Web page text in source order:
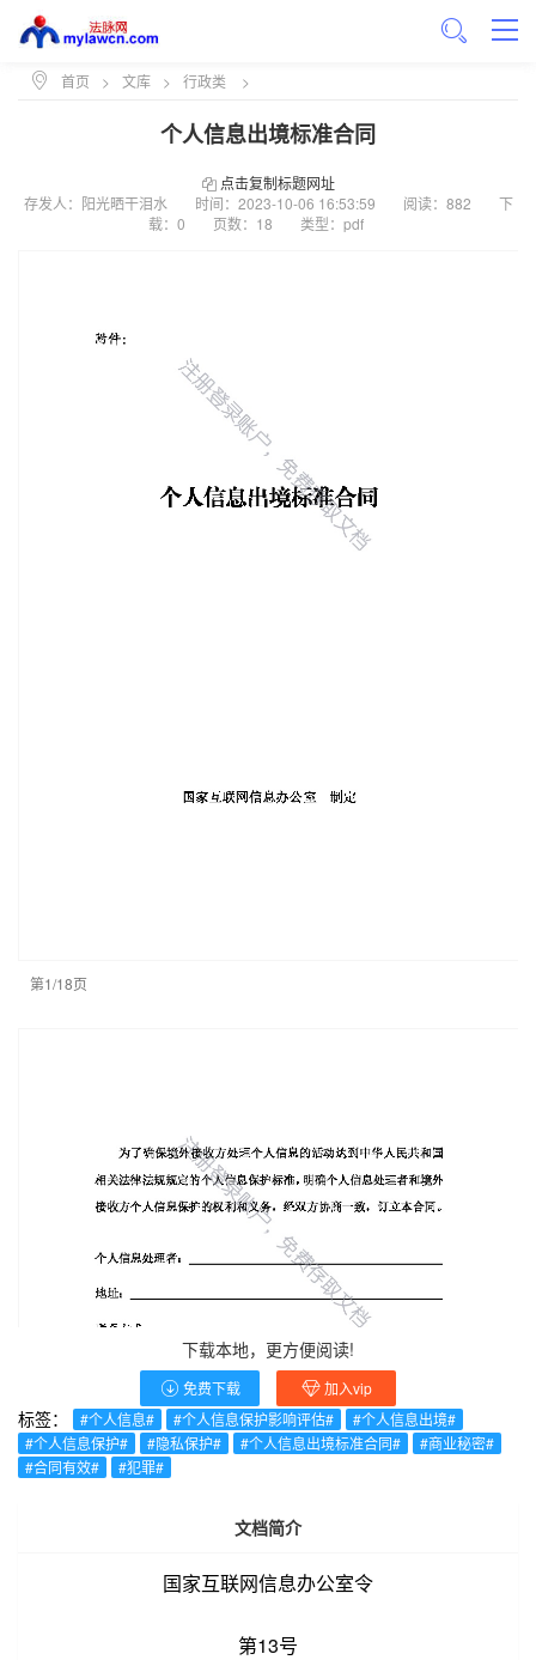
首页 > 文库 > 行政类 >
个人信息出境标准合同
点击复制标题网址
存发人：阳光晒干泪水
时间： 2023-10-06 16:53:59 阅读：882
下
载：0
页数：18 类型：pdf
第1/18页
下载本地，更方便阅读!
免费下载 加入vip
标签： #个人信息# #个人信息保护影响评估#
#个人信息出境#
#个人信息保护#
#隐私保护# #个人信息出境标准合同#
#商业秘密#
#合同有效#
#犯罪#
文档简介
国家互联网信息办公室令
第13号